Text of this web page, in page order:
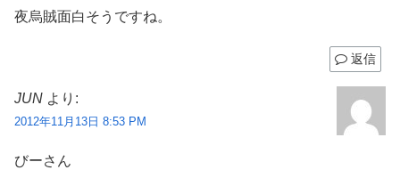
夜烏賊面白そうですね。
返信
JUN より:
2012年11月13日 8:53 PM
びーさん